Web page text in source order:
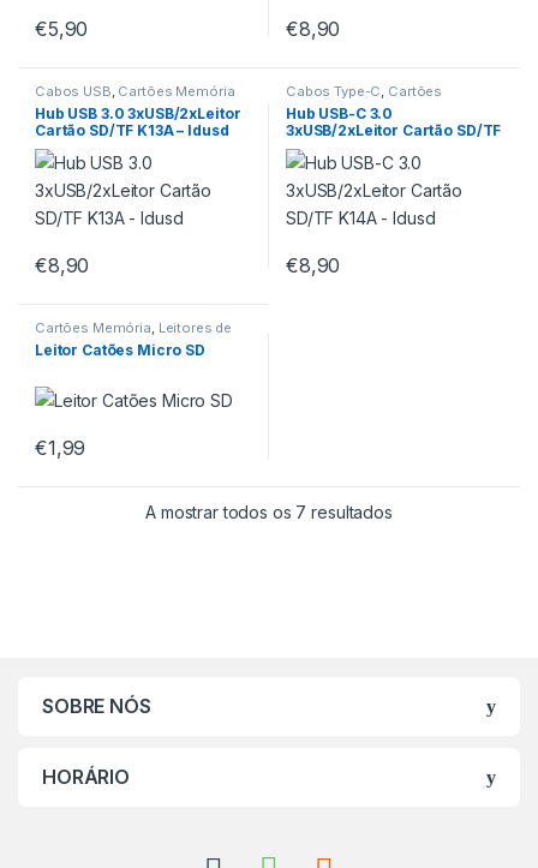
€5,90 €8,90
Cabos USB, Cartões Memória
Hub USB 3.0 3xUSB/2xLeitor
Cartão SD/TF K13A – Idusd
€8,90
Cabos Type-C, Cartões
Memória
Hub USB-C 3.0
3xUSB/2xLeitor Cartão SD/TF
K14A – Idusd
€8,90
Cartões Memória, Leitores de
Cartões
Leitor Catões Micro SD
€1,99
A mostrar todos os 7 resultados
SOBRE NÓS
HORÁRIO